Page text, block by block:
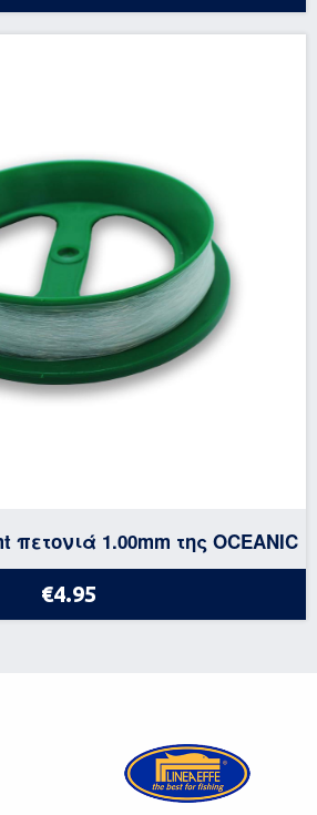
πετονιά 1.00mm της OCEANIC
€4.95